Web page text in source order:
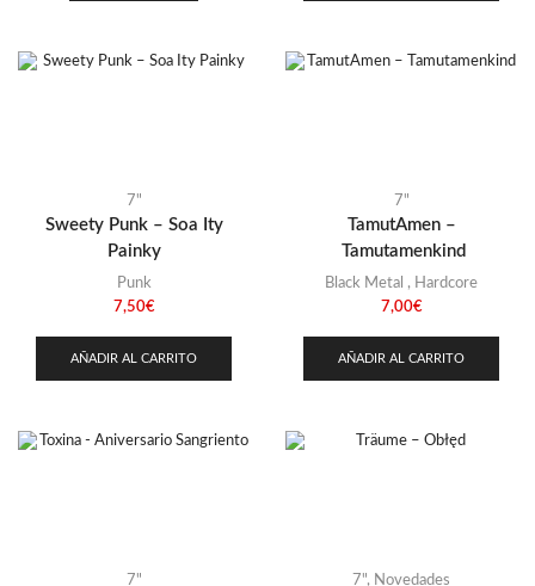
7"
Sweety Punk – Soa Ity
Painky
Punk
7,50€
AÑADIR AL CARRITO
7"
TamutAmen –
Tamutamenkind
Black Metal , Hardcore
7,00€
AÑADIR AL CARRITO
7" 7", Novedades